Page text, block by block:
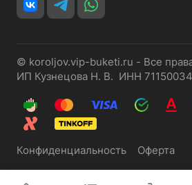
© koroljov.vip-buketi.ru - Все
ИП Кузнецова Н. В. ИНН
Конфиденциальность Оферта